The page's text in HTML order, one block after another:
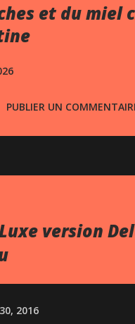
et du miel
PUBLIER UN
version
2016